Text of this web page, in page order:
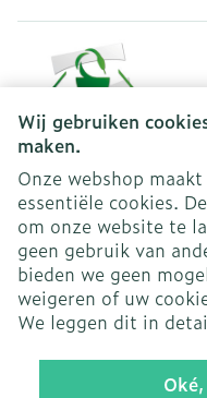
Wij gebruiken
maken.
Onze webshop
essentiële cookies.
om onze website te
geen gebruik van
bieden we geen
weigeren of uw
We leggen dit in
Juridische links